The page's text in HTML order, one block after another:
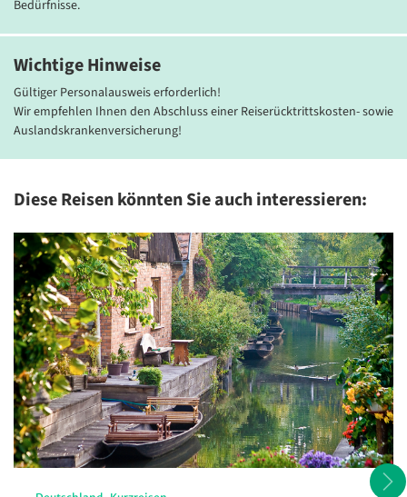
Parlament von Budapest,
Ungarn
© Hotel Annabella / Danubius Hotels ©
Wichtige Hinweise
Gültiger Personalausweis erforderlich!
Wir empfehlen Ihnen den Abschluss einer Reiserücktrittskosten- sowie
Auslandskrankenversicherung!
Bedürfnisse.
Diese Reisen könnten Sie auch interessieren: